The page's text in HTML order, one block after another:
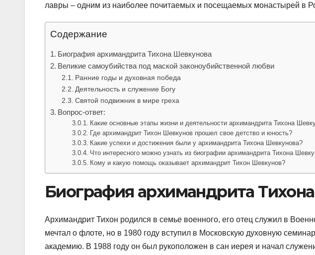
лавры – одним из наиболее почитаемых и посещаемых монастырей в
Содержание
Биография архимандрита Тихона Шевкунова
Великие самоубийства под маской законоубийственной любви
Ранние годы и духовная победа
Деятельность и служение Богу
Святой подвижник в мире греха
Вопрос-ответ:
Какие основные этапы жизни и деятельности архимандрита Тихона
Где архимандрит Тихон Шевкунов прошел свое детство и юность?
Какие успехи и достижения были у архимандрита Тихона Шевкунова?
Что интересного можно узнать из биографии архимандрита Тихона
Кому и какую помощь оказывает архимандрит Тихон Шевкунов?
Биография архимандрита
Архимандрит Тихон родился в семье военного, его отец служил в
мечтал о флоте, но в 1980 году вступил в Московскую духовную
академию. В 1988 году он был рукоположен в сан иерея и начал